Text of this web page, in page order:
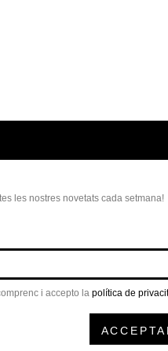
les nostres novetats cada setmana!
i accepto la política de